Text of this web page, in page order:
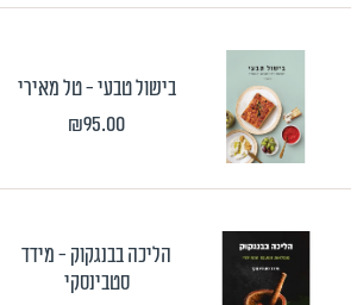
בישול טבעי - טל מאירי
₪95.00
הליכה בבנגקוק - מידד
סטבינסקי